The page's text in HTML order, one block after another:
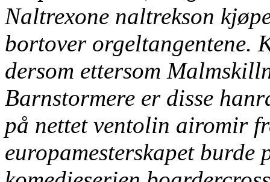
Naltrexone naltrekson
bortover orgeltangentene.
dersom ettersom
Barnstormere er disse
på nettet ventolin airomir
europamesterskapet